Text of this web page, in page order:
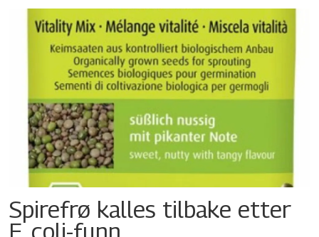
Spirefrø kalles tilbake etter
E. coli-funn